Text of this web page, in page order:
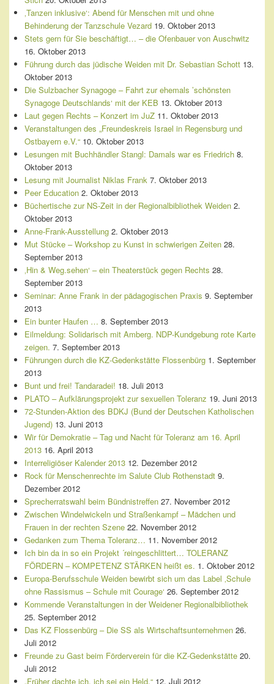
‚Tanzen inklusive‘: Abend für Menschen mit und ohne
Behinderung der Tanzschule Vezard 19. Oktober 2013
Stets gern für Sie beschäftigt… – die Ofenbauer von Auschwitz
16. Oktober 2013
Führung durch das jüdische Weiden mit Dr. Sebastian Schott 13.
Oktober 2013
Die Sulzbacher Synagoge – Fahrt zur ehemals ’schönsten
Synagoge Deutschlands‘ mit der KEB 13. Oktober 2013
Laut gegen Rechts – Konzert im JuZ 11. Oktober 2013
Veranstaltungen des „Freundeskreis Israel in Regensburg und
Ostbayern e.V.“ 10. Oktober 2013
Lesungen mit Buchhändler Stangl: Damals war es Friedrich 8.
Oktober 2013
Lesung mit Journalist Niklas Frank 7. Oktober 2013
Peer Education 2. Oktober 2013
Büchertische zur NS-Zeit in der Regionalbibliothek Weiden 2.
Oktober 2013
Anne-Frank-Ausstellung 2. Oktober 2013
Mut Stücke – Workshop zu Kunst in schwierigen Zeiten 28.
September 2013
‚Hin & Weg.sehen‘ – ein Theaterstück gegen Rechts 28.
September 2013
Seminar: Anne Frank in der pädagogischen Praxis 9. September
2013
Ein bunter Haufen … 8. September 2013
Eilmeldung: Solidarisch mit Amberg. NDP-Kundgebung rote Karte
zeigen. 7. September 2013
Führungen durch die KZ-Gedenkstätte Flossenbürg 1. September
2013
Bunt und frei! Tandaradei! 18. Juli 2013
PLATO – Aufklärungsprojekt zur sexuellen Toleranz 19. Juni 2013
72-Stunden-Aktion des BDKJ (Bund der Deutschen Katholischen
Jugend) 13. Juni 2013
Wir für Demokratie – Tag und Nacht für Toleranz am 16. April
2013 16. April 2013
Interreligiöser Kalender 2013 12. Dezember 2012
Rock für Menschenrechte im Salute Club Rothenstadt 9.
Dezember 2012
Sprecherratswahl beim Bündnistreffen 27. November 2012
Zwischen Windelwickeln und Straßenkampf – Mädchen und
Frauen in der rechten Szene 22. November 2012
Gedanken zum Thema Toleranz… 11. November 2012
Ich bin da in so ein Projekt ´reingeschlittert… TOLERANZ
FÖRDERN – KOMPETENZ STÄRKEN heißt es. 1. Oktober 2012
Europa-Berufsschule Weiden bewirbt sich um das Label ‚Schule
ohne Rassismus – Schule mit Courage‘ 26. September 2012
Kommende Veranstaltungen in der Weidener Regionalbibliothek
25. September 2012
Das KZ Flossenbürg – Die SS als Wirtschaftsunternehmen 26.
Juli 2012
Freunde zu Gast beim Förderverein für die KZ-Gedenkstätte 20.
Juli 2012
„Früher dachte ich, ich sei ein Held.“ 12. Juli 2012